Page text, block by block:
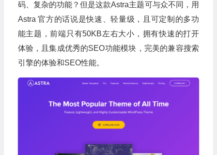
码、复杂的功能？但是这款Astra主题可与众不同，用
Astra 官方的话说是快速、轻量级，且可定制的多功
能主题，前端只有50KB左右大小，拥有快速的打开
体验，且集成优秀的SEO功能模块，完美的兼容搜索
引擎的体验和SEO性能。